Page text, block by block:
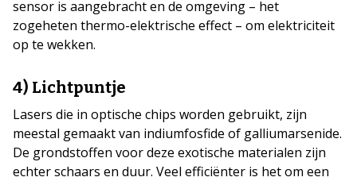
sensor is aangebracht en de omgeving – het
zogeheten thermo-elektrische effect – om elektriciteit
op te wekken.
4) Lichtpuntje
Lasers die in optische chips worden gebruikt, zijn
meestal gemaakt van indiumfosfide of galliumarsenide.
De grondstoffen voor deze exotische materialen zijn
echter schaars en duur. Veel efficiënter is het om een